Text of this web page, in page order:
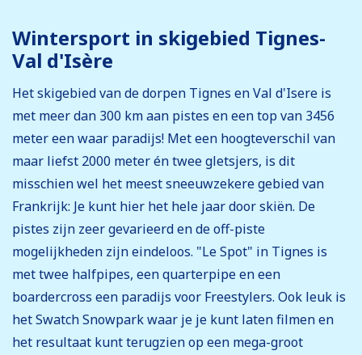
Wintersport in skigebied Tignes-
Val d'Isère
Het skigebied van de dorpen Tignes en Val d'Isere is
met meer dan 300 km aan pistes en een top van 3456
meter een waar paradijs! Met een hoogteverschil van
maar liefst 2000 meter én twee gletsjers, is dit
misschien wel het meest sneeuwzekere gebied van
Frankrijk: Je kunt hier het hele jaar door skiën. De
pistes zijn zeer gevarieerd en de off-piste
mogelijkheden zijn eindeloos. "Le Spot" in Tignes is
met twee halfpipes, een quarterpipe en een
boardercross een paradijs voor Freestylers. Ook leuk is
het Swatch Snowpark waar je je kunt laten filmen en
het resultaat kunt terugzien op een mega-groot